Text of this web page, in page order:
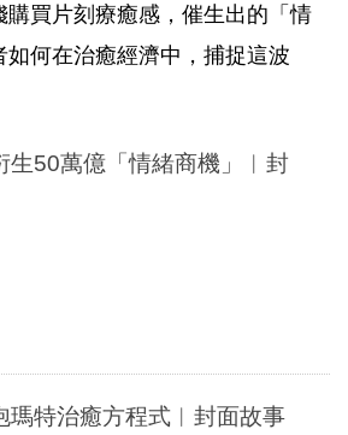
買片刻療癒感，催生出的「情
何在治癒經濟中，捕捉這波
生50萬億「情緒商機」︳封
瑪特治癒方程式︳封面故事